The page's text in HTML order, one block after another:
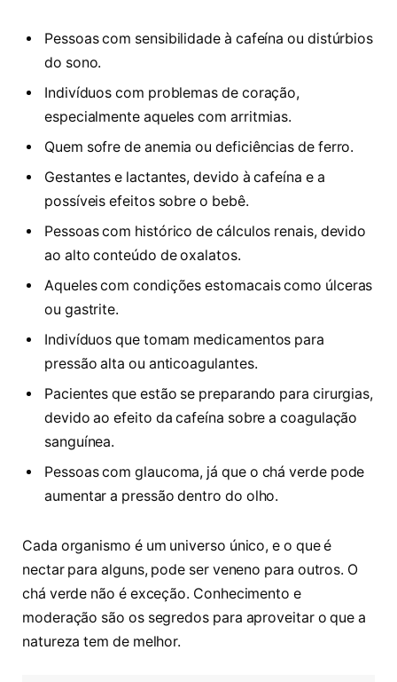
Pessoas com sensibilidade à cafeína ou distúrbios
do sono.
Indivíduos com problemas de coração,
especialmente aqueles com arritmias.
Quem sofre de anemia ou deficiências de ferro.
Gestantes e lactantes, devido à cafeína e a
possíveis efeitos sobre o bebê.
Pessoas com histórico de cálculos renais, devido
ao alto conteúdo de oxalatos.
Aqueles com condições estomacais como úlceras
ou gastrite.
Indivíduos que tomam medicamentos para
pressão alta ou anticoagulantes.
Pacientes que estão se preparando para cirurgias,
devido ao efeito da cafeína sobre a coagulação
sanguínea.
Pessoas com glaucoma, já que o chá verde pode
aumentar a pressão dentro do olho.
Cada organismo é um universo único, e o que é
nectar para alguns, pode ser veneno para outros. O
chá verde não é exceção. Conhecimento e
moderação são os segredos para aproveitar o que a
natureza tem de melhor.